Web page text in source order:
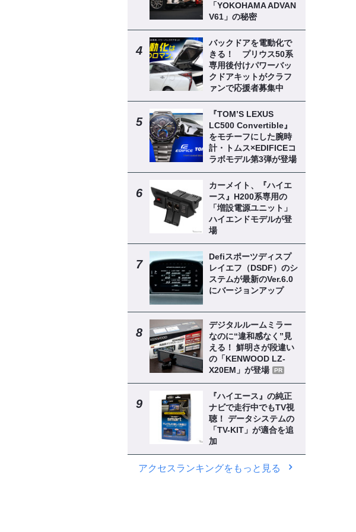
「YOKOHAMA ADVAN
V61」の秘密
バックドアを電動化で
きる！ プリウス50系
専用後付けパワーバッ
クドアキットがクラフ
ァンで応援者募集中
『TOM’S LEXUS
LC500 Convertible』
をモチーフにした腕時
計・トムス×EDIFICEコ
ラボモデル第3弾が登場
カーメイト、『ハイエ
ース』H200系専用の
「増設電源ユニット」
ハイエンドモデルが登
場
Defiスポーツディスプ
レイエフ（DSDF）のシ
ステムが最新のVer.6.0
にバージョンアップ
デジタルルームミラー
なのに“違和感なく”見
える！ 鮮明さが段違い
の「KENWOOD LZ-
X20EM」が登場
PR
『ハイエース』の純正
ナビで走行中でもTV視
聴！ データシステムの
「TV-KIT」が適合を追
加
アクセスランキングをもっと見る